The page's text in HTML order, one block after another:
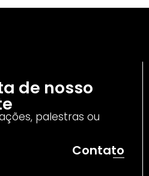
de nosso
palestras ou
Contato